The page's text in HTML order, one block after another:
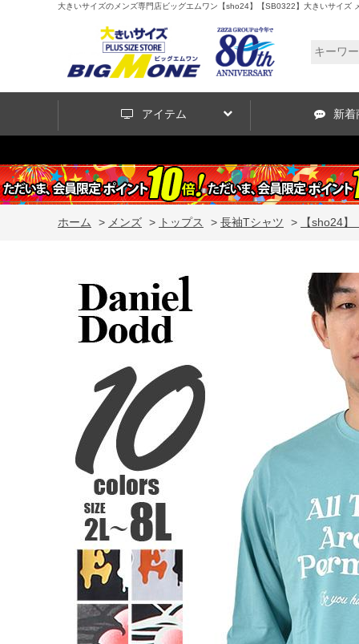
大きいサイズのメンズ専門店ビッグエムワン【sho24】【SB0322】大きいサイ
アイテム 新着
ホーム > メンズ > トップス > 長袖Tシャツ > 【sho24